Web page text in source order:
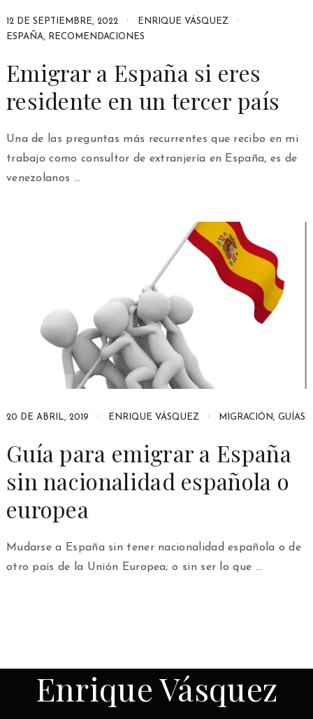
12 DE SEPTIEMBRE, 2022
ENRIQUE VÁSQUEZ
ESPAÑA, RECOMENDACIONES
Emigrar a España si eres
residente en un tercer país
Una de las preguntas más recurrentes que recibo en mi
trabajo como consultor de extranjería en España, es de
venezolanos …
20 DE ABRIL, 2019 ENRIQUE VÁSQUEZ MIGRACIÓN, GUÍAS
Guía para emigrar a España
sin nacionalidad española o
europea
Mudarse a España sin tener nacionalidad española o de
otro país de la Unión Europea; o sin ser lo que …
Enrique Vásquez